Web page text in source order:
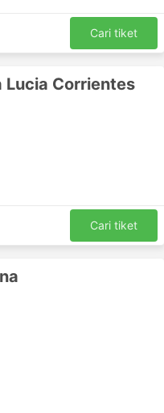
Cari tiket
Lucia Corrientes
Cari tiket